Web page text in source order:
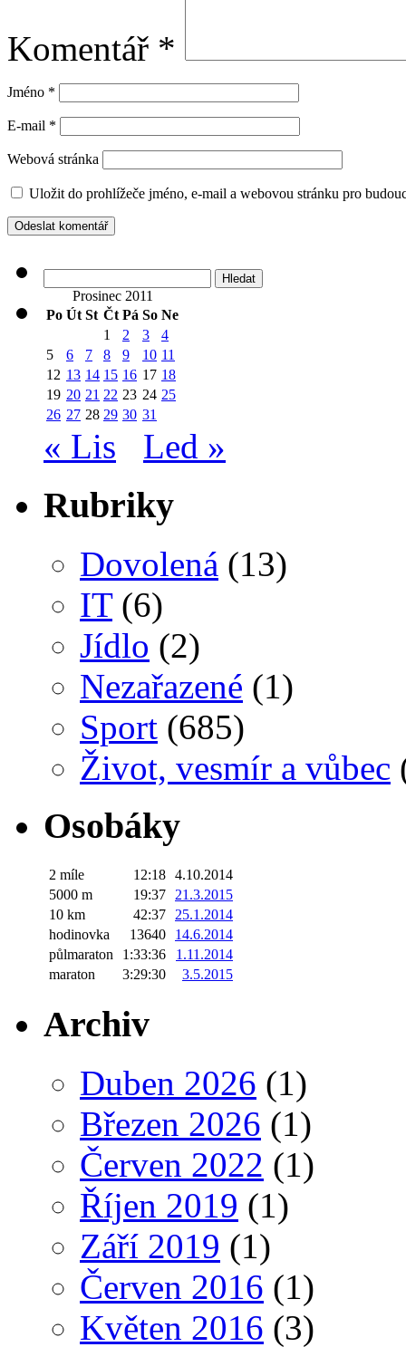
Komentář *
Jméno *
E-mail *
Webová stránka
Uložit do prohlížeče jméno, e-mail a webovou stránku pro
Prosinec 2011
Po Út St Čt Pá So Ne
1
2 3
4
5
6 7 8 9 10 11
12 13 14 15 16 17 18
19 20 21 22 23 24 25
26 27 28 29 30 31
« Lis Led »
Rubriky
Dovolená (13)
IT(6)
Jídlo (2)
Nezařazené (1)
Sport (685)
Život, vesmír a vůbec
Osobáky
2 míle 12:18 4.10.2014
5000 m
19:37
21.3.2015
10 km
42:37
25.1.2014
hodinovka
13640
14.6.2014
půlmaraton
1:33:36
1.11.2014
maraton
3:29:30 3.5.2015
Archiv
Duben 2026 (1)
Březen 2026 (1)
Červen 2022 (1)
Říjen 2019 (1)
Září 2019 (1)
Červen 2016 (1)
Květen 2016 (3)